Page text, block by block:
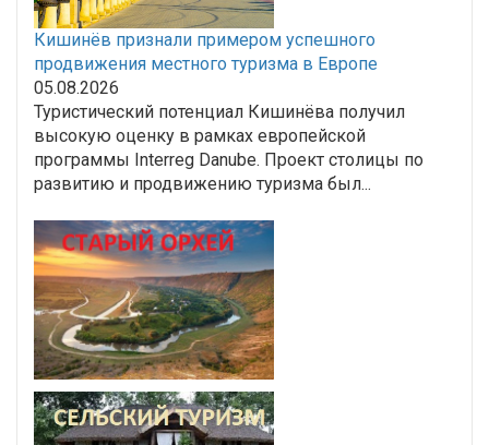
Кишинёв признали примером успешного
продвижения местного туризма в Европе
05.08.2026
Туристический потенциал Кишинёва получил
высокую оценку в рамках европейской
программы Interreg Danube. Проект столицы по
развитию и продвижению туризма был...